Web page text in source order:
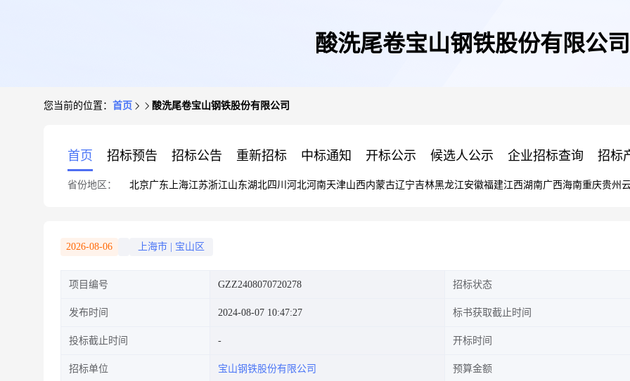
酸洗尾卷宝山钢铁股份有限公司
您当前的位置： 首页 酸洗尾卷宝山钢铁股份有限公司
首页 招标预告 招标公告 重新招标 中标通知 开标公示 候选人公示 企业招标查询 招标
省份地区： 北京广东 上海江苏浙江山东湖北四川 河北河南天津山西内蒙古辽宁吉林黑龙江安徽福建江西湖南广西海南重庆贵州
2026-08-06 上海市 宝山区
项目编号 GZZ2408070720278 招标状态
发布时间 2024-08-07 10:47:27 标书获取截止时间
投标截止时间 开标时间
招标单位 宝山钢铁股份有限公司 预算金额